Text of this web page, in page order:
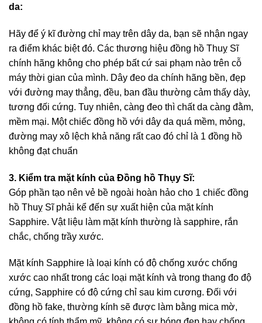
da:
Hãy để ý kĩ đường chỉ may trên dây da, bạn sẽ nhận ngay
ra điểm khác biệt đó. Các thương hiệu đồng hồ Thuỵ Sĩ
chính hãng không cho phép bất cứ sai phạm nào trên cỗ
máy thời gian của mình. Dây đeo da chính hãng bền, đẹp
với đường may thẳng, đều, ban đầu thường cảm thấy dày,
tương đối cứng. Tuy nhiên, càng đeo thì chất da càng đằm,
mềm mại. Một chiếc đồng hồ với dây da quá mềm, mỏng,
đường may xô lệch khả năng rất cao đó chỉ là 1 đồng hồ
không đạt chuẩn
3. Kiểm tra mặt kính của Đồng hồ Thụy Sĩ:
Góp phần tạo nên vẻ bề ngoài hoàn hảo cho 1 chiếc đồng
hồ Thuỵ Sĩ phải kể đến sự xuất hiện của mặt kính
Sapphire. Vật liệu làm mặt kính thường là sapphire, rắn
chắc, chống trầy xước.
Mặt kính Sapphire là loại kính có độ chống xước chống
xước cao nhất trong các loại mặt kính và trong thang đo độ
cứng, Sapphire có độ cứng chỉ sau kim cương. Đối với
đồng hồ fake, thường kính sẽ được làm bằng mica mờ,